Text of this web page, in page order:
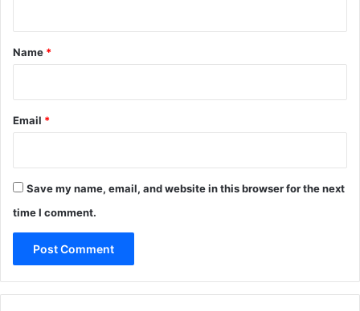
*
Name *
Email *
Save my name, email, and website in this browser for the next
time I comment.